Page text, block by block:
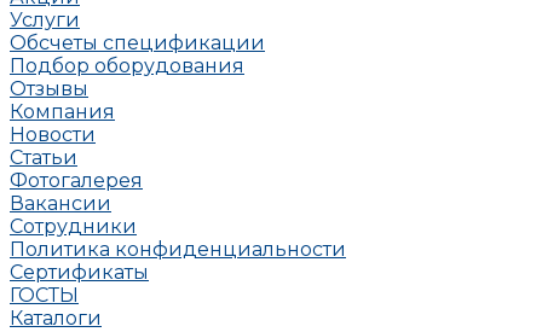
Услуги
Обсчеты спецификации
Подбор оборудования
Отзывы
Компания
Новости
Статьи
Фотогалерея
Вакансии
Сотрудники
Политика конфиденциальности
Сертификаты
ГОСТЫ
Каталоги